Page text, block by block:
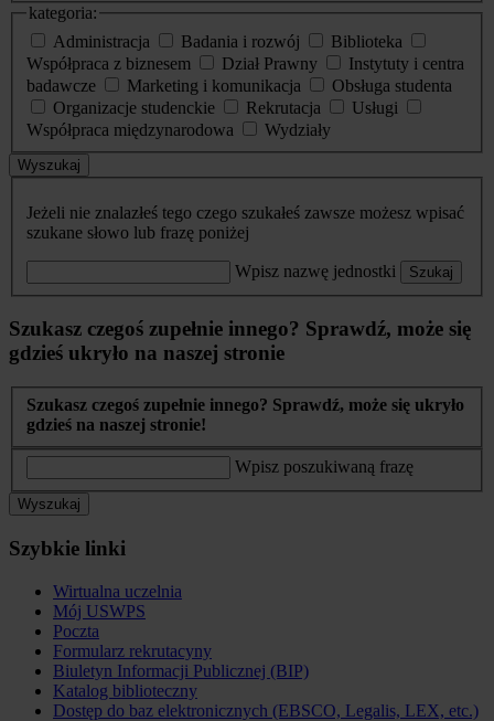
kategoria:
Administracja
Badania i rozwój
Biblioteka
Współpraca z biznesem
Dział Prawny
Instytuty i centra
badawcze
Marketing i komunikacja
Obsługa studenta
Organizacje studenckie
Rekrutacja
Usługi
Współpraca międzynarodowa
Wydziały
Wyszukaj
Jeżeli nie znalazłeś tego czego szukałeś zawsze możesz wpisać
szukane słowo lub frazę poniżej
Wpisz nazwę jednostki Szukaj
Szukasz czegoś zupełnie innego? Sprawdź, może się
gdzieś ukryło na naszej stronie
Szukasz czegoś zupełnie innego? Sprawdź, może się ukryło
gdzieś na naszej stronie!
Wpisz poszukiwaną frazę
Wyszukaj
Szybkie linki
Wirtualna uczelnia
Mój USWPS
Poczta
Formularz rekrutacyny
Biuletyn Informacji Publicznej (BIP)
Katalog biblioteczny
Dostęp do baz elektronicznych (EBSCO, Legalis, LEX, etc.)